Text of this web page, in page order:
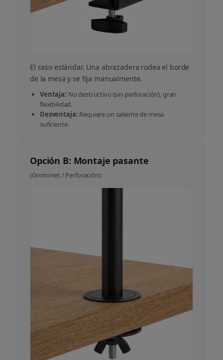
El caso estándar. Una abrazadera rodea el borde
de la mesa y se fija manualmente.
Ventaja: No destructivo (sin perforación), gran
flexibilidad.
Desventaja: Requiere un saliente de mesa
suficiente.
Opción B: Montaje pasante
(Grommet / Perforación)